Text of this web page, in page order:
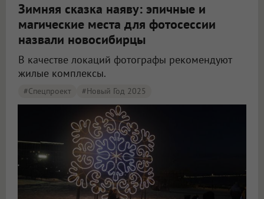
Зимняя сказка наяву: эпичные и
магические места для фотосессии
назвали новосибирцы
В качестве локаций фотографы рекомендуют
жилые комплексы.
#Спецпроект #Новый Год 2025